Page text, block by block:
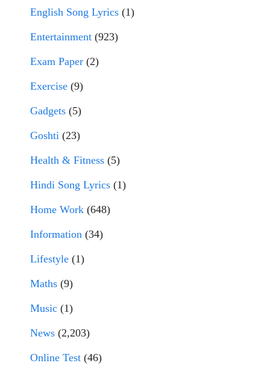
English Song Lyrics (1)
Entertainment (923)
Exam Paper (2)
Exercise (9)
Gadgets (5)
Goshti (23)
Health & Fitness (5)
Hindi Song Lyrics (1)
Home Work (648)
Information (34)
Lifestyle (1)
Maths (9)
Music (1)
News (2,203)
Online Test (46)